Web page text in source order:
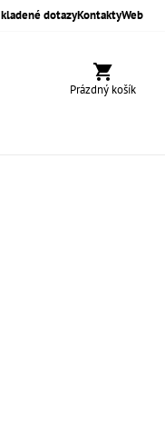
dotazyKontaktyWeb
Nákupní
Prázdný košík